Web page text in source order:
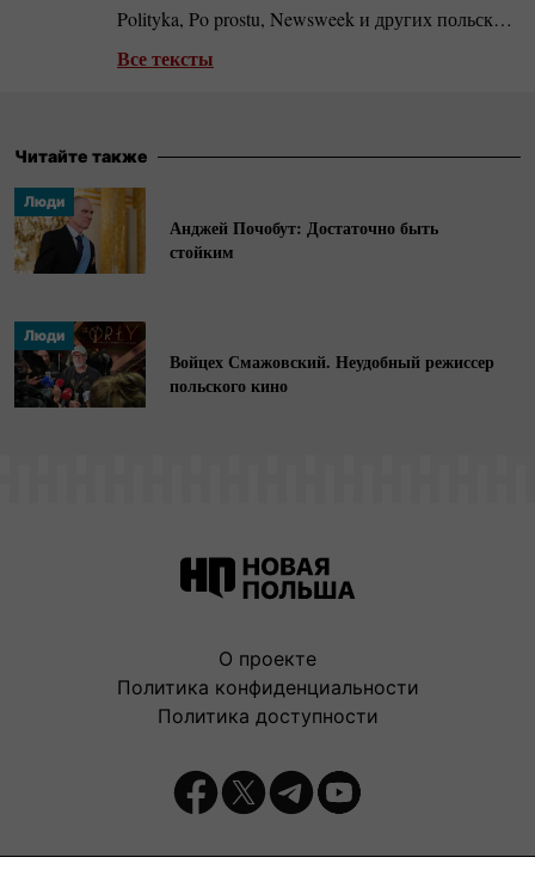
Polityka, Po prostu, Newsweek и других польских
и зарубежных изданиях. Автор документальных
«Берут. Когда партия была богом», «Абсудры
журналистских премий, включен в список ста
лучших польских репортеров.
Все тексты
Читайте также
Люди
Анджей Почобут: Достаточно быть
стойким
Люди
Войцех Смажовский. Неудобный режиссер
польского кино
О проекте
Политика конфиденциальности
Политика доступности